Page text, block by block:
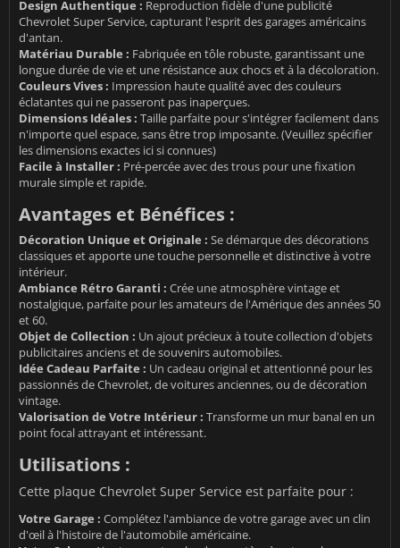
Design Authentique : Reproduction fidèle d'une publicité
Chevrolet Super Service, capturant l'esprit des garages américains
d'antan.
Matériau Durable : Fabriquée en tôle robuste, garantissant une
longue durée de vie et une résistance aux chocs et à la décoloration.
Couleurs Vives : Impression haute qualité avec des couleurs
éclatantes qui ne passeront pas inaperçues.
Dimensions Idéales : Taille parfaite pour s'intégrer facilement dans
n'importe quel espace, sans être trop imposante. (Veuillez spécifier
les dimensions exactes ici si connues)
Facile à Installer : Pré-percée avec des trous pour une fixation
murale simple et rapide.
Avantages et Bénéfices :
Décoration Unique et Originale : Se démarque des décorations
classiques et apporte une touche personnelle et distinctive à votre
intérieur.
Ambiance Rétro Garanti : Crée une atmosphère vintage et
nostalgique, parfaite pour les amateurs de l'Amérique des années 50
et 60.
Objet de Collection : Un ajout précieux à toute collection d'objets
publicitaires anciens et de souvenirs automobiles.
Idée Cadeau Parfaite : Un cadeau original et attentionné pour les
passionnés de Chevrolet, de voitures anciennes, ou de décoration
vintage.
Valorisation de Votre Intérieur : Transforme un mur banal en un
point focal attrayant et intéressant.
Utilisations :
Cette plaque Chevrolet Super Service est parfaite pour :
Votre Garage : Complétez l'ambiance de votre garage avec un clin
d'œil à l'histoire de l'automobile américaine.